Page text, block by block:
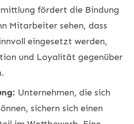
fördert die Bindung
Mitarbeiter sehen, dass
eingesetzt werden,
und Loyalität gegenüber
Unternehmen, die sich
sichern sich einen